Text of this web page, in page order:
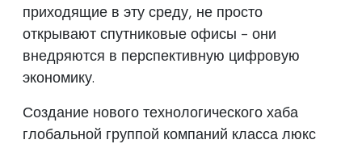
приходящие в эту среду, не просто
открывают спутниковые офисы - они
внедряются в перспективную цифровую
экономику.
Создание нового технологического хаба
глобальной группой компаний класса люкс